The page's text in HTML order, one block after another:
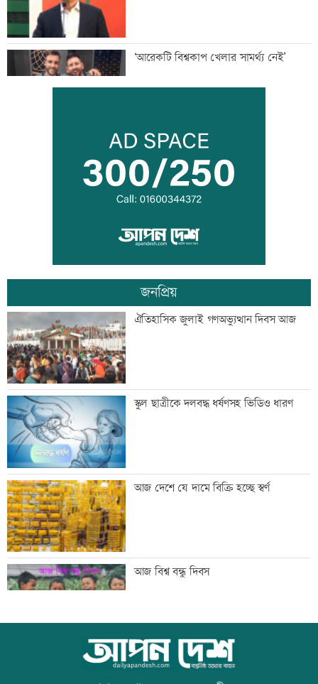
‘আরেকটি বিশ্বকাপ খেলার সামর্থ্য নেই’
আমিরাতে ঈদে মিলাদুন্নবী ও জাতীয় দিবসের
ছুটি ঘোষণা
তনু হত্যায় সাবেক সেনা সদস্য হাফিজুর ফের
গ্রেফতার
‘জীবনের সবচেয়ে খারাপ সিদ্ধান্ত ছিল কপালে
ইনজেকশন’
‘তারেক রহমানকেও আয়নাঘরে বন্দি রেখে
নির্যাতন করা হয়েছিল’
‘জুলাই জাদুঘরে কোনো ধরনের দলীয়
ইতিহাস দেখতে চাই না’
রাজনৈতিক সম্পৃক্ততা যেন পেশাগত জীবনে
বিঘ্ন না ঘটায়: প্রধানমন্ত্রী
ঠাকুরগাঁওয়ে ‘ফিল্মি কায়দায়’ পুলিশের
হেফাজত থেকে পালালেন আসামি
জনপ্রিয়
ঐতিহাসিক জুলাই গণঅভ্যুত্থান দিবস আজ
স্কুল ছাত্রীকে দলবদ্ধ ধর্ষণসহ ভিডিও ধারণ
আজ দেশে যে দামে বিক্রি হচ্ছে স্বর্ণ
আজ বিশ্ব বন্ধু দিবস
উত্থান-পতনের বাজারে আজ স্বর্ণের ভরি কত